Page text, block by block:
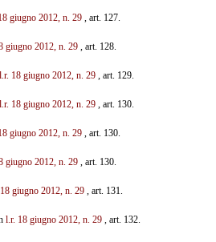
giugno 2012, n. 29, art. 127.
giugno 2012, n. 29, art. 128.
l.r. 18 giugno 2012, n. 29, art. 129.
l.r. 18 giugno 2012, n. 29, art. 130.
giugno 2012, n. 29, art. 130.
giugno 2012, n. 29, art. 130.
giugno 2012, n. 29, art. 131.
l.r. 18 giugno 2012, n. 29, art. 132.